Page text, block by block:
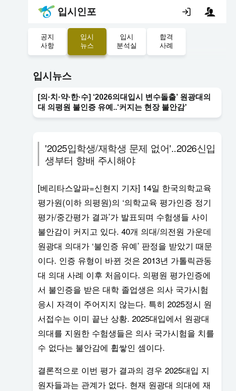
입시인포
공지
사항
입시
뉴스
입시
분석실
합격
사례
입시뉴스
[의·치·약·한·수] ‘2026의대입시 변수돌출’ 원광대의
대 의평원 불인증 유예..‘커지는 현장 불안감’
'2025입학생/재학생 문제 없어'..2026신입
생부터 향배 주시해야
[베리타스알파=신현지 기자] 14일 한국의학교육
평가원(이하 의평원)의 ‘의학교육 평가인증 정기
평가/중간평가 결과’가 발표되며 수험생들 사이
불안감이 커지고 있다. 40개 의대/의전원 가운데
원광대 의대가 ‘불인증 유예’ 판정을 받았기 때문
이다. 인증 유형이 바뀐 것은 2013년 가톨릭관동
대 의대 사례 이후 처음이다. 의평원 평가인증에
서 불인증을 받은 대학 졸업생은 의사 국가시험
응시 자격이 주어지지 않는다. 특히 2025정시 원
서접수는 이미 끝난 상황. 2025대입에서 원광대
의대를 지원한 수험생들은 의사 국가시험을 치를
수 없다는 불안감에 휩쌓인 셈이다.
결론적으로 이번 평가 결과의 경우 2025대입 지
원자들과는 관계가 없다. 현재 원광대 의대에 재